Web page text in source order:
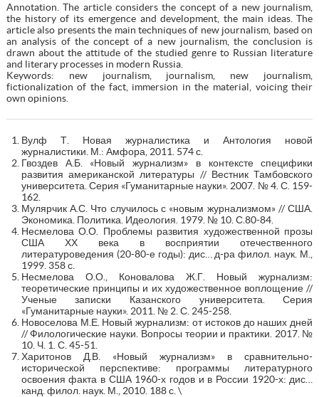
Annotation. The article considers the concept of a new journalism,
the history of its emergence and development, the main ideas. The
article also presents the main techniques of new journalism, based on
an analysis of the concept of a new journalism, the conclusion is
drawn about the attitude of the studied genre to Russian literature
and literary processes in modern Russia.
Keywords: new journalism, journalism, new journalism,
fictionalization of the fact, immersion in the material, voicing their
own opinions.
Вулф Т. Новая журналистика и Антология новой
журналистики. М.: Амфора, 2011. 574 с.
Гвоздев А.Б. «Новый журнализм» в контексте специфики
развития американской литературы // Вестник Тамбовского
университета. Серия «Гуманитарные науки». 2007. № 4. С. 159-
162.
Мулярчик А.С. Что случилось с «новым журнализмом» // США.
Экономика. Политика. Идеология. 1979. № 10. С.80-84.
Несмелова О.О. Проблемы развития художественной прозы
США ХХ века в восприятии отечественного
литературоведения (20-80-е годы): дис… д-ра филол. наук. М.,
1999. 358 с.
Несмелова О.О., Коновалова Ж.Г. Новый журнализм:
теоретические принципы и их художественное воплощение //
Ученые записки Казанского университета. Серия
«Гуманитарные науки». 2011. № 2. С. 245-258.
Новоселова М.Е. Новый журнализм: от истоков до наших дней
// Филологические науки. Вопросы теории и практики. 2017. №
10. Ч. 1. С. 45-51.
Харитонов Д.В. «Новый журнализм» в сравнительно-
исторической перспективе: программы литературного
освоения факта в США 1960-х годов и в России 1920-х: дис…
канд. филол. наук. М., 2010. 188 с. \